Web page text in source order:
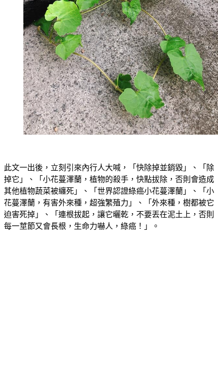
此文一出後，立刻引來內行人大喊，「快除掉並銷毀」、「除
掉它」、「小花蔓澤蘭，植物的殺手，快點拔除，否則會造成
其他植物蔬菜被纏死」、「世界認證綠癌小花蔓澤蘭」、「小
花蔓澤蘭，有害外來種，超強繁殖力」、「外來種，樹都被它
迫害死掉」、「連根拔起，讓它曬乾，不要丟在泥土上，否則
每一莖節又會長根，生命力嚇人，綠癌！」。